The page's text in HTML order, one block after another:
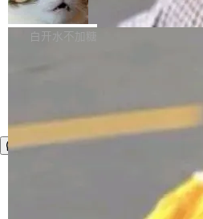
由软件情怀，而是一个跟 AI agent 直
技术判断。 两行 prompt 就能个性化
关开源项目的开发者，希望参加
ness 的内测，可以回复或私信联系我
Harness 负责把能力落到真实环境
具、读写文件、管理上下文、处理错
环。崔添翼招人的标...
开源
商汤科技宣布面向社区开源轻量级统
型的预览版本 SenseNova U1.5-Lite-
理解、推理、生成与编辑，还仅以
量大小，将能力推进到4K、更精细的
更复杂的视觉控制和可持续迭代编辑
1，U1.5-Lite-Preview 在以下方向上
提升： 原生支持4K图像生成； 更精
理、细节与真实世界质感； 更准确的
白开水不加糖